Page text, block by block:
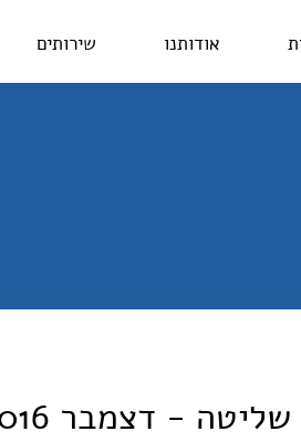
אודותנו שירותים
- דצמבר 2016